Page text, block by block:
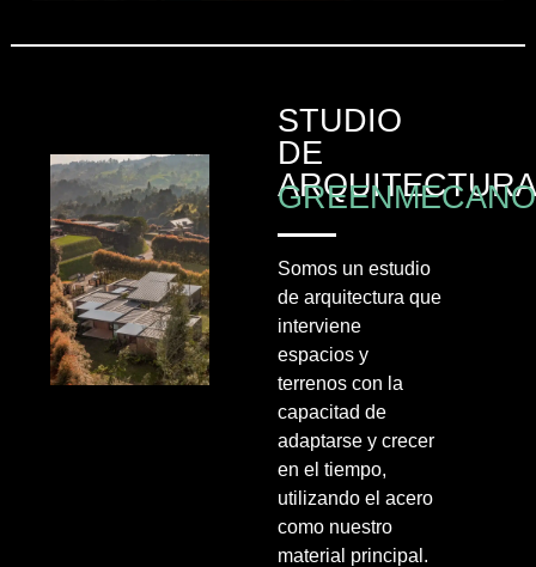
STUDIO
DE
GREENMECANO
Somos un estudio
de arquitectura que
interviene
espacios y
terrenos con la
capacitad de
adaptarse y crecer
en el tiempo,
utilizando el acero
como nuestro
material principal.